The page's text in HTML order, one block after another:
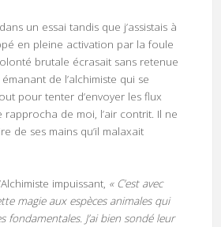
un essai tandis que j’assistais à
en pleine activation par la foule
brutale écrasait sans retenue
de l’alchimiste qui se
pour tenter d’envoyer les flux
rapprocha de moi, l’air contrit. Il ne
de ses mains qu’il malaxait
impuissant, « C’est avec
magie aux espèces animales qui
fondamentales. J’ai bien sondé leur